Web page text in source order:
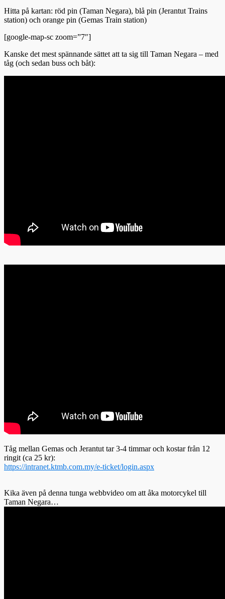
Hitta på kartan: röd pin (Taman Negara), blå pin (Jerantut Trains
station) och orange pin (Gemas Train station)
[google-map-sc zoom=”7″]
Kanske det mest spännande sättet att ta sig till Taman Negara – med
tåg (och sedan buss och båt):
Tåg mellan Gemas och Jerantut tar 3-4 timmar och kostar från 12
ringit (ca 25 kr):
https://intranet.ktmb.com.my/e-ticket/login.aspx
Kika även på denna tunga webbvideo om att åka motorcykel till
Taman Negara…